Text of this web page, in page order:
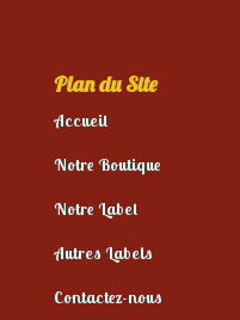
Plan du Site
Accueil
Notre Boutique
Notre Label
Autres Labels
Contactez-nous